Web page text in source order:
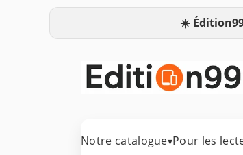
☀️
Notre catalogue▾Pour les